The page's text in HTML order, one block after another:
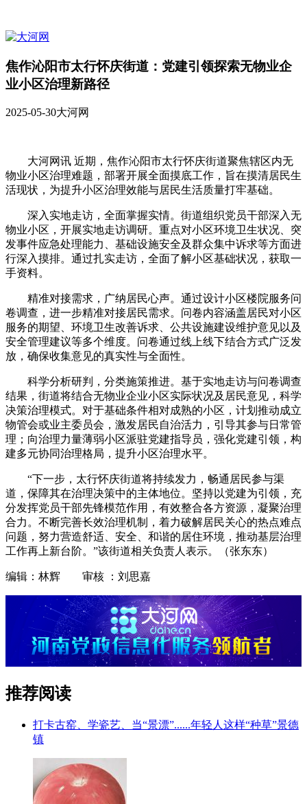
焦作沁阳市太行怀庆街道：党建引领探索无物业企
业小区治理新路径
2025-05-30大河网
大河网讯 近期，焦作沁阳市太行怀庆街道聚焦辖区内无
物业小区治理难题，部署开展全面摸底工作，旨在摸清居民生
活现状，为提升小区治理效能与居民生活质量打牢基础。
深入实地走访，全面掌握实情。街道组织党员干部深入无
物业小区，开展实地走访调研。重点对小区环境卫生状况、突
发事件应急处理能力、基础设施安全及群众集中诉求等方面进
行深入摸排。通过扎实走访，全面了解小区基础状况，获取一
手资料。
精准对接需求，广纳居民心声。通过设计小区楼院服务问
卷调查，进一步精准对接居民需求。问卷内容涵盖居民对小区
服务的期望、环境卫生改善诉求、公共设施建设维护意见以及
安全管理建议等多个维度。问卷通过线上线下结合方式广泛发
放，确保收集意见的真实性与全面性。
科学分析研判，分类施策推进。基于实地走访与问卷调查
结果，街道将结合无物业企业小区实际状况及居民意见，科学
决策治理模式。对于基础条件相对成熟的小区，计划推动成立
物管会或业主委员会，激发居民自治活力，引导其参与日常管
理；向治理力量薄弱小区派驻党建指导员，强化党建引领，构
建多元协同治理格局，提升小区治理水平。
“下一步，太行怀庆街道将持续发力，畅通居民参与渠
道，保障其在治理决策中的主体地位。坚持以党建为引领，充
分发挥党员干部先锋模范作用，有效整合各方资源，凝聚治理
合力。不断完善长效治理机制，着力破解居民关心的热点难点
问题，努力营造舒适、安全、和谐的居住环境，推动基层治理
工作再上新台阶。”该街道相关负责人表示。（张东东）
编辑：林辉 审核 ：刘思嘉
推荐阅读
打卡古窑、学瓷艺、当“景漂”......年轻人这样“种草”景德
镇